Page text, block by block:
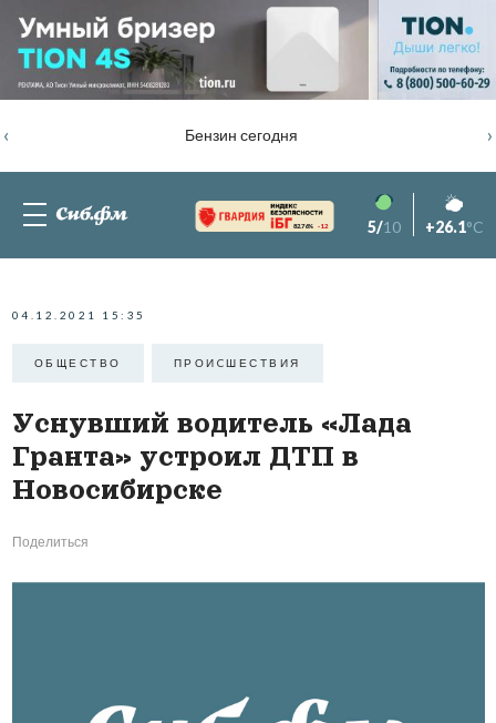
Бензин сегодня
‹ ›
82.76% -1.2 5/10 +26.1°C
04.12.2021 15:35
ОБЩЕСТВО ПРОИCШЕСТВИЯ
Уснувший водитель «Лада
Гранта» устроил ДТП в
Новосибирске
Поделиться